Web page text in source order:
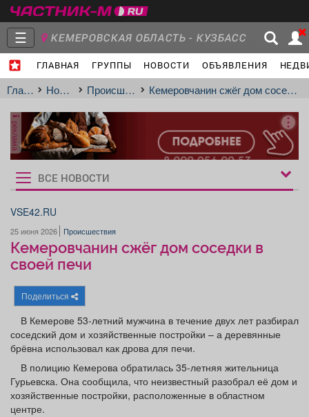
☰ КЕМЕРОВСКАЯ ОБЛАСТЬ - КУЗБАСС
ГЛАВНАЯ ГРУППЫ НОВОСТИ ОБЪЯВЛЕНИЯ
Главная
Группы Новости
Объявления Недвижимость Услуги
Работа Транспорт
Афиша Обучение Проекты
Товары Поздравления Погода
Главная Новости Происшествия Кемеровчанин сжёг дом соседки в своей печи
реклама
Рукбрики
новостей
ВСЕ НОВОСТИ
VSE42.RU
25 июня 2026 Происшествия
Кемеровчанин сжёг дом соседки в
своей печи
Поделиться
В Кемерове 53-летний мужчина в течение двух лет разбирал
соседский дом и хозяйственные постройки – а деревянные
брёвна использовал как дрова для печи.
В полицию Кемерова обратилась 35-летняя жительница
Гурьевска. Она сообщила, что неизвестный разобрал её дом и
хозяйственные постройки, расположенные в областном
центре.